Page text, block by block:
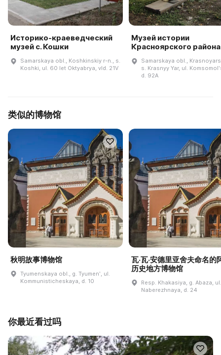
Историко-краеведческий
музей с. Кошки
Samarskaya obl., Koshkinskiy r-n., s.
Koshki, ul. 60 let Oktyabrya, vld. 21V
Музей истории
Красноярского района
Samarskaya obl.,
s. Krasnyy Yar, ul.
d. 92A
类似的博物馆
秋明故事博物馆
Tyumenskaya obl., g. Tyumenʹ, ul.
Kommunisticheskaya, d. 10
瓦·瓦·安德里亚舍夫命名的
历史地方博物馆
Resp. Khakasiya, g. Abaza, ul.
Naberezhnaya, d. 24
你最近看过吗